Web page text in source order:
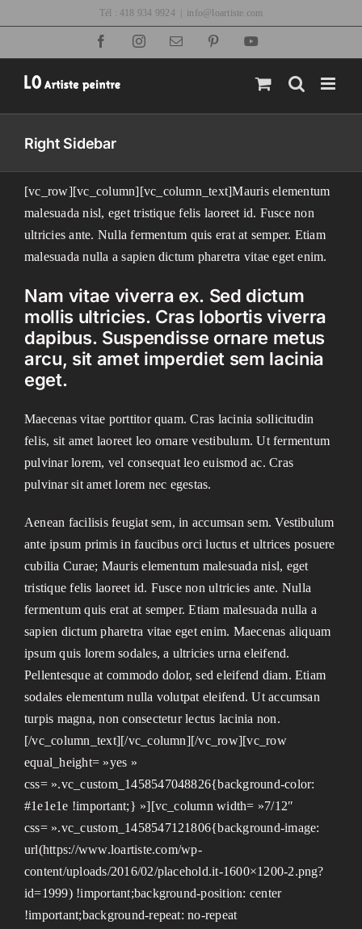
Tél : 418 934 9924 info@loartiste.com
FacebookInstagramEmail Pinterest
Right Sidebar
[vc_row][vc_column][vc_column_text]Mauris elementum
malesuada nisl, eget tristique felis laoreet id. Fusce non
ultricies ante. Nulla fermentum quis erat at semper. Etiam
malesuada nulla a sapien dictum pharetra vitae eget enim.
Nam vitae viverra ex. Sed dictum
mollis ultricies. Cras lobortis viverra
dapibus. Suspendisse ornare metus
arcu, sit amet imperdiet sem lacinia
eget.
Maecenas vitae porttitor quam. Cras lacinia sollicitudin
felis, sit amet laoreet leo ornare vestibulum. Ut fermentum
pulvinar lorem, vel consequat leo euismod ac. Cras
pulvinar sit amet lorem nec egestas.
Aenean facilisis feugiat sem, in accumsan sem. Vestibulum
ante ipsum primis in faucibus orci luctus et ultrices posuere
cubilia Curae; Mauris elementum malesuada nisl, eget
tristique felis laoreet id. Fusce non ultricies ante. Nulla
fermentum quis erat at semper. Etiam malesuada nulla a
sapien dictum pharetra vitae eget enim. Maecenas aliquam
ipsum quis lorem sodales, a ultricies urna eleifend.
Pellentesque at commodo dolor, sed eleifend diam. Etiam
sodales elementum nulla volutpat eleifend. Ut accumsan
turpis magna, non consectetur lectus lacinia non.
[/vc_column_text][/vc_column][/vc_row][vc_row
equal_height= »yes »
css= ».vc_custom_1458547048826{background-color:
#1e1e1e !important;} »][vc_column width= »7/12″
css= ».vc_custom_1458547121806{background-image:
url(https://www.loartiste.com/wp-
content/uploads/2016/02/placehold.it-1600×1200-2.png?
id=1999) !important;background-position: center
!important;background-repeat: no-repeat